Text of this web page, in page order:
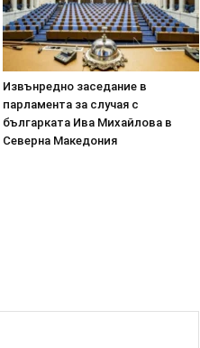
Извънредно заседание в
парламента за случая с
българката Ива Михайлова в
Северна Македония